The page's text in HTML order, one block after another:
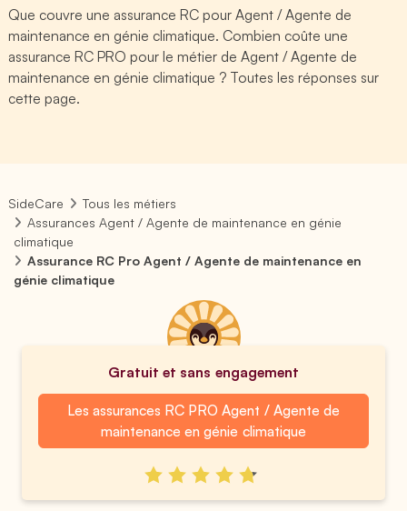
Que couvre une assurance RC pour Agent / Agente de
maintenance en génie climatique. Combien coûte une
assurance RC PRO pour le métier de Agent / Agente de
maintenance en génie climatique ? Toutes les réponses sur
cette page.
SideCare
Tous les métiers
Assurances Agent / Agente de maintenance en génie
climatique
Assurance RC Pro Agent / Agente de maintenance en
génie climatique
Gratuit et sans engagement
Les assurances RC PRO Agent / Agente de
maintenance en génie climatique